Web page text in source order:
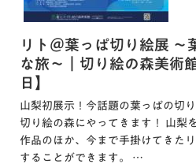
リト＠葉っぱ切り絵展 ～
な旅～｜切り絵の森美術
日】
山梨初展示！今話題の葉っぱの切
切り絵の森にやってきます！ 山梨
作品のほか、今まで手掛けてきた
することができます。 …